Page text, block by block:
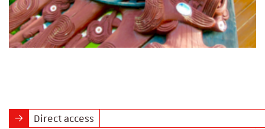
Direct access